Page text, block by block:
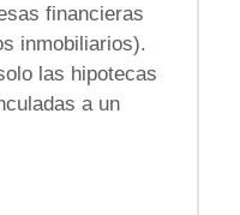
financieras
inmobiliarios).
las hipotecas
a un